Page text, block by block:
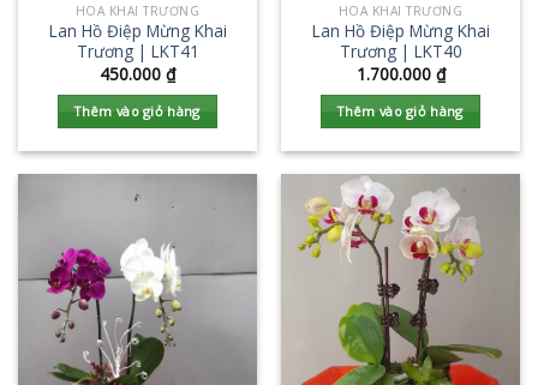
HOA KHAI TRƯƠNG
Lan Hồ Điệp Mừng Khai
Trương | LKT41
450.000 ₫
Thêm vào giỏ hàng
HOA KHAI TRƯƠNG
Lan Hồ Điệp Mừng Khai
Trương | LKT40
1.700.000 ₫
Thêm vào giỏ hàng